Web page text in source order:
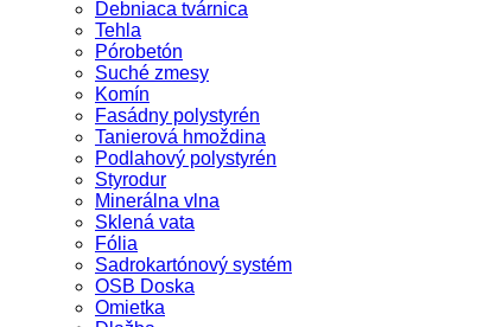
Debniaca tvárnica
Tehla
Pórobetón
Suché zmesy
Komín
Fasádny polystyrén
Tanierová hmoždina
Podlahový polystyrén
Styrodur
Minerálna vlna
Sklená vata
Fólia
Sadrokartónový systém
OSB Doska
Omietka